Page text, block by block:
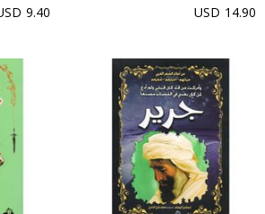
14.90 USD
9.40 USD